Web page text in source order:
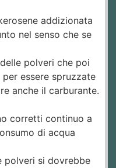
addizionata
nel senso che se
polveri che poi
essere spruzzate
anche il carburante.
corretti continuo a
di acqua
polveri si dovrebbe